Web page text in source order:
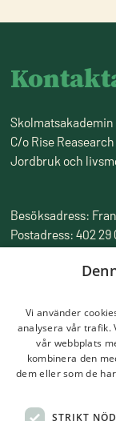
Skolmatsakademin
C/o Rise
Jordbruk och
Besöksadress:
Postadress: 402 29
010-516 50 00
Vi använder
analysera vår trafik.
vår webbplats
kombinera den
dem eller som de
STRIKT